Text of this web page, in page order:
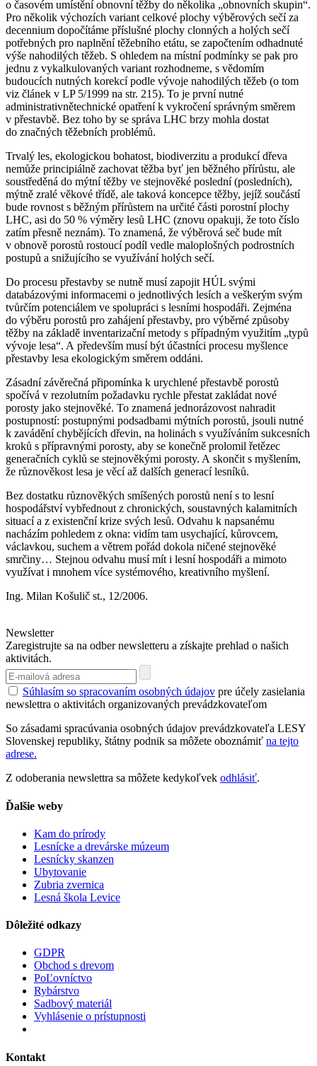
o časovém umístění obnovní těžby do několika „obnovních skupin“.
Pro několik výchozích variant celkové plochy výběrových sečí za
decennium dopočítáme příslušné plochy clonných a holých sečí
potřebných pro naplnění těžebního etátu, se započtením odhadnuté
výše nahodilých těžeb. S ohledem na místní podmínky se pak pro
jednu z vykalkulovaných variant rozhodneme, s vědomím
budoucích nutných korekcí podle vývoje nahodilých těžeb (o tom
viz článek v LP 5/1999 na str. 215). To je první nutné
administrativně­technické opatření k vykročení správným směrem
v přestavbě. Bez toho by se správa LHC brzy mohla dostat
do značných těžebních problémů.
Trvalý les, ekologickou bohatost, biodiverzitu a produkcí dřeva
nemůže principiálně zachovat těžba byť jen běžného přírůstu, ale
soustředěná do mýtní těžby ve stejnověké poslední (posledních),
mýtně zralé věkové třídě, ale taková koncepce těžby, jejíž součástí
bude rovnost s běžným přírůstem na určité části porostní plochy
LHC, asi do 50 % výměry lesů LHC (znovu opakuji, že toto číslo
zatím přesně neznám). To znamená, že výběrová seč bude mít
v obnově porostů rostoucí podíl vedle maloplošných podrostních
postupů a snižujícího se využívání holých sečí.
Do procesu přestavby se nutně musí zapojit HÚL svými
databázovými informacemi o jednotlivých lesích a veškerým svým
tvůrčím potenciálem ve spolupráci s lesními hospodáři. Zejména
do výběru porostů pro zahájení přestavby, pro výběrné způsoby
těžby na základě inventarizační metody s případným využitím „typů
vývoje lesa“. A především musí být účastníci procesu myšlence
přestavby lesa ekologickým směrem oddáni.
Zásadní závěrečná připomínka k urychlené přestavbě porostů
spočívá v rezolutním požadavku rychle přestat zakládat nové
porosty jako stejnověké. To znamená jednorázovost nahradit
postupností: postupnými podsadbami mýtních porostů, jsou­li nutné
k zavádění chybějících dřevin, na holinách s využíváním sukcesních
kroků s přípravnými porosty, aby se konečně prolomil řetězec
generačních cyklů se stejnověkými porosty. A skončit s myšlením,
že různověkost lesa je věcí až dalších generací lesníků.
Bez dostatku různověkých smíšených porostů není s to lesní
hospodářství vybřednout z chronických, soustavných kalamitních
situací a z existenční krize svých lesů. Odvahu k napsanému
nacházím pohledem z okna: vidím tam usychající, kůrovcem,
václavkou, suchem a větrem pořád dokola ničené stejnověké
smrčiny… Stejnou odvahu musí mít i lesní hospodáři a mimoto
využívat i mnohem více systémového, kreativního myšlení.
Ing. Milan Košulič st., 12/2006.
Newsletter
Zaregistrujte sa na odber newsletteru a získajte prehlad o našich
aktivitách.
Súhlasím so spracovaním osobných údajov pre účely zasielania
newslettra o aktivitách organizovaných prevádzkovateľom
So zásadami spracúvania osobných údajov prevádzkovateľa LESY
Slovenskej republiky, štátny podnik sa môžete oboznámiť na tejto
adrese.
Z odoberania newslettra sa môžete kedykoľvek odhlásiť.
Ďalšie weby
Kam do prírody
Lesnícke a drevárske múzeum
Lesnícky skanzen
Ubytovanie
Zubria zvernica
Lesná škola Levice
Dôležité odkazy
GDPR
Obchod s drevom
PoĽovníctvo
Rybárstvo
Sadbový materiál
Vyhlásenie o prístupnosti
Kontakt